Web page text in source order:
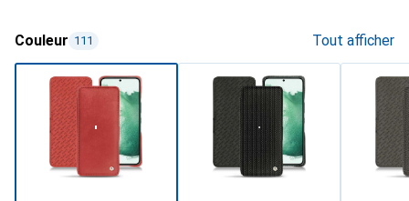
Couleur 111 Tout afficher